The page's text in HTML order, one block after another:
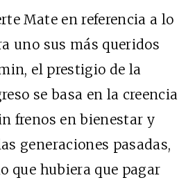
Mate en referencia a lo
uno sus más queridos
el prestigio de la
se basa en la creencia
frenos en bienestar y
generaciones pasadas,
que hubiera que pagar